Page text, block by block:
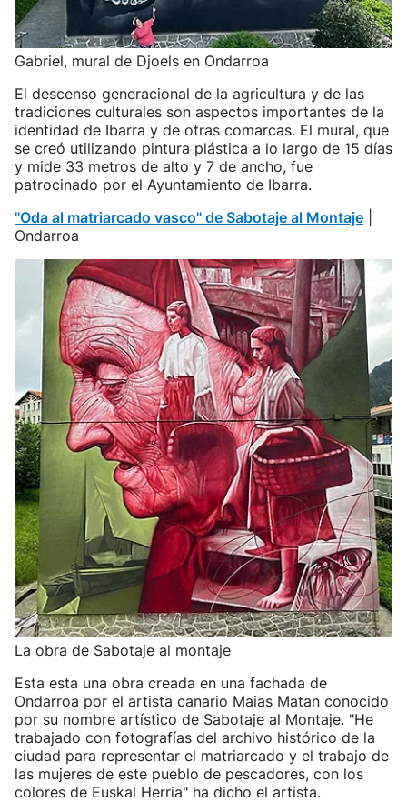
Gabriel, mural de Djoels en Ondarroa
El descenso generacional de la agricultura y de las
tradiciones culturales son aspectos importantes de la
identidad de Ibarra y de otras comarcas. El mural, que
se creó utilizando pintura plástica a lo largo de 15 días
y mide 33 metros de alto y 7 de ancho, fue
patrocinado por el Ayuntamiento de Ibarra.
"Oda al matriarcado vasco" de Sabotaje al Montaje
Ondarroa
La obra de Sabotaje al montaje
Esta esta una obra creada en una fachada de
Ondarroa por el artista canario Maias Matan conocido
por su nombre artístico de Sabotaje al Montaje. "He
trabajado con fotografías del archivo histórico de la
ciudad para representar el matriarcado y el trabajo de
las mujeres de este pueblo de pescadores, con los
colores de Euskal Herria" ha dicho el artista.